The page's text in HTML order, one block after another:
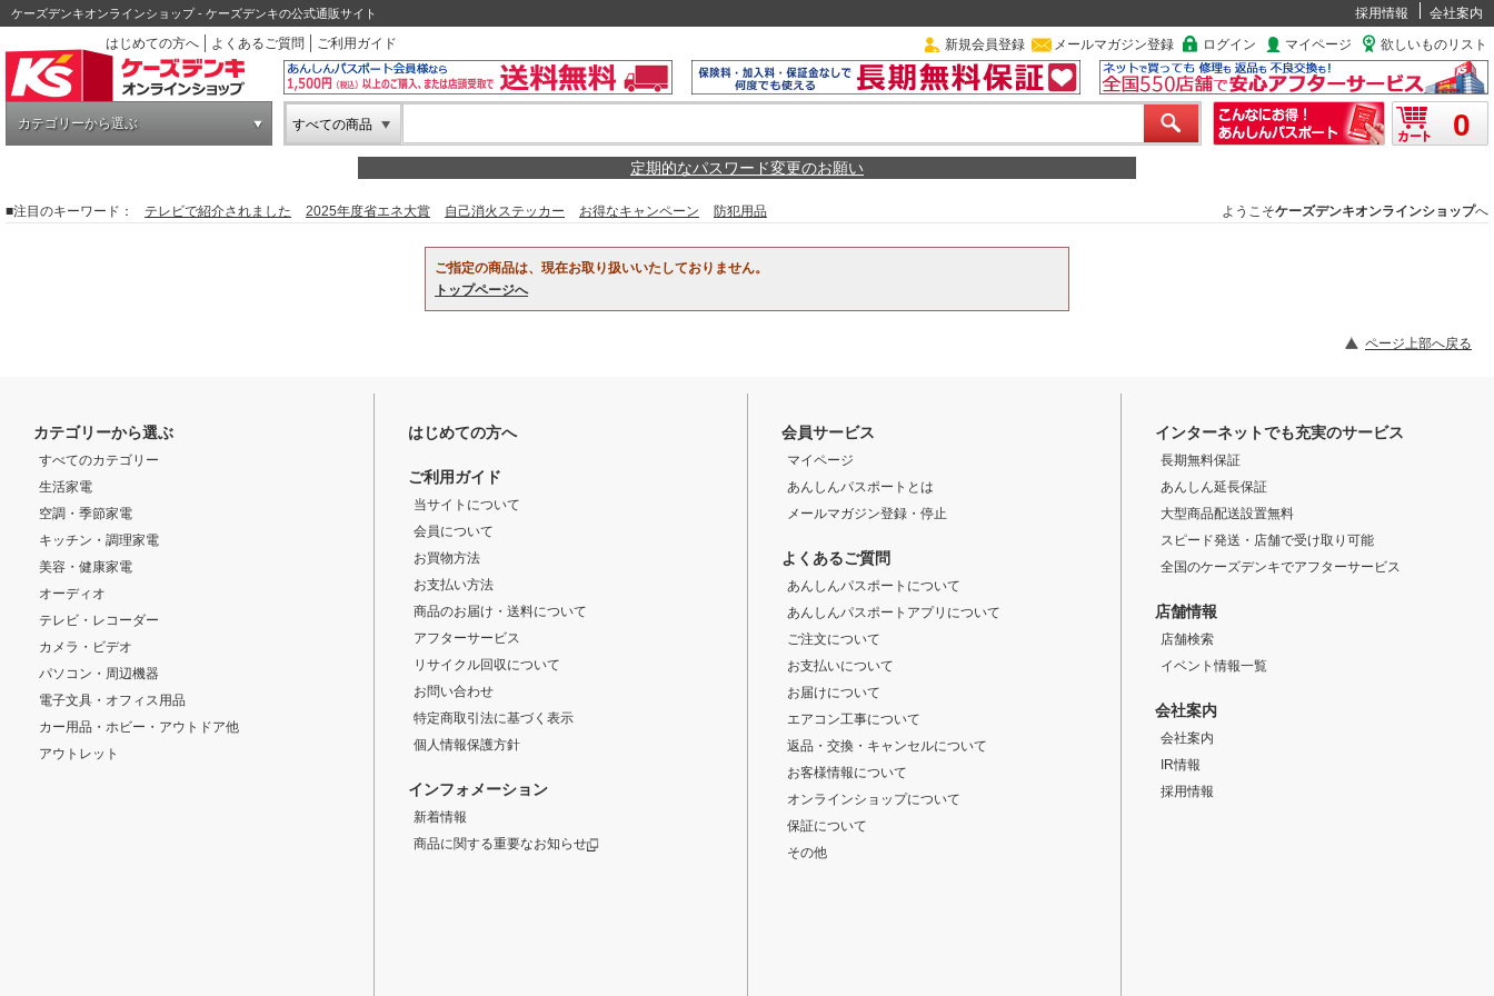
ケーズデンキオンラインショップ - ケーズデンキの公式通販サイト 採用情報
会社案内
はじめての方へ
よくあるご質問 ご利用ガイド 新規会員登録 メールマガジン登録 ログイン マイページ 欲しいものリスト
カテゴリーから選ぶ すべての商品 0
定期的なパスワード変更のお願い
■注目のキーワード： テレビで紹介されました 2025年度省エネ大賞 自己消火ステッカー お得なキャンペーン 防犯用品 ようこそケーズデンキオンラインショップへ
ご指定の商品は、現在お取り扱いいたしておりません。
トップページへ
ページ上部へ戻る
カテゴリーから選ぶ
すべてのカテゴリー
生活家電
空調・季節家電
キッチン・調理家電
美容・健康家電
オーディオ
テレビ・レコーダー
カメラ・ビデオ
パソコン・周辺機器
電子文具・オフィス用品
カー用品・ホビー・アウトドア他
アウトレット
はじめての方へ
ご利用ガイド
当サイトについて
会員について
お買物方法
お支払い方法
商品のお届け・送料について
アフターサービス
リサイクル回収について
お問い合わせ
特定商取引法に基づく表示
個人情報保護方針
インフォメーション
新着情報
商品に関する重要なお知らせ
会員サービス
マイページ
あんしんパスポートとは
メールマガジン登録・停止
よくあるご質問
あんしんパスポートについて
あんしんパスポートアプリについて
ご注文について
お支払いについて
お届けについて
エアコン工事について
返品・交換・キャンセルについて
お客様情報について
オンラインショップについて
保証について
その他
インターネットでも充実のサービス
長期無料保証
あんしん延長保証
大型商品配送設置無料
スピード発送・店舗で受け取り可能
全国のケーズデンキでアフターサービス
店舗情報
店舗検索
イベント情報一覧
会社案内
会社案内
IR情報
採用情報